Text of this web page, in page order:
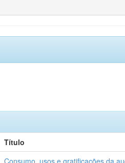
Título
Consumo, usos e gratificações da